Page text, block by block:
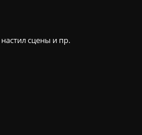
сцены и пр.